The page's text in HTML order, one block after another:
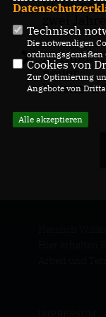
in die
Hartmut
neuer
Technisch
Die notwendigen
ordnungsgemäßen
Cookies von
Zur Optimierung
Angebote von
Alle akzeptieren